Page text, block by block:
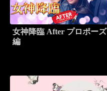
女神降臨 After プロポーズ
編